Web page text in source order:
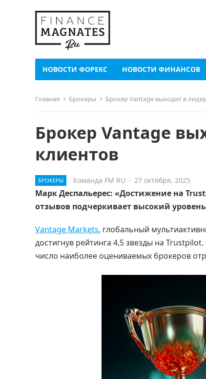
НОВОСТИ ФОРЕКС НОВОСТИ ФИНАНСОВ
Главная Брокеры Брокер Vantage выходит в
Брокер Vantage
клиентов
БРОКЕРЫ Команда FM RU · 27 октября, 2025
Марк Деспальерес: «Достижение на
отзывов подчеркивает высокий
Vantage Markets, глобальный
достигнув рейтинга 4,5 звезды на
число наиболее оцениваемых брокеров